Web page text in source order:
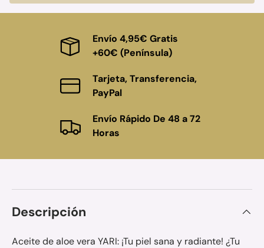
Envío 4,95€ Gratis
+60€ (Península)
Tarjeta, Transferencia,
PayPal
Envío Rápido De 48 a 72
Horas
Descripción
Aceite de aloe vera YARI: ¡Tu piel sana y radiante! ¿Tu